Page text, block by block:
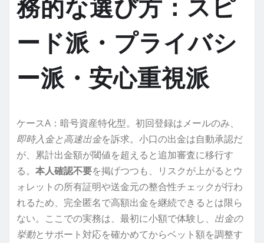
務的な選び方：スピ
ード派・プライバシ
ー派・安心重視派
ケースA：暗号資産特化型。初回登録はメールのみ、
即時入金と高速出金を訴求。小口の出金は自動承認だ
が、累計出金額が閾値を超えると追加審査に移行す
る。 本人確認不要を掲げつつも、リスクが上がるとウ
ォレットの所有証明や送金元の整合性チェックが行わ
れるため、完全匿名で高額出金を継続できるとは限ら
ない。ここでの実務は、最初に小額で体験し、 出金の
挙動とサポート対応を確かめてからベット額を調整す